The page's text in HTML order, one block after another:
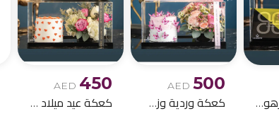
باقة هدايا وزهور أنيقة
AED 500
كعكة وردية وزهور للأطفال الصغار
AED 450
كعكة عيد ميلاد بيضاء مع باقة ورود